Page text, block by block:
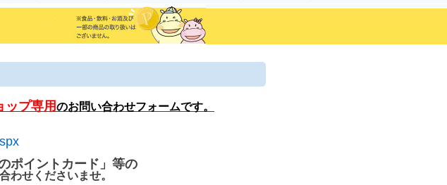
ップ専用のお問い合わせフォームです。
ポイントカード」等の
わせくださいませ。